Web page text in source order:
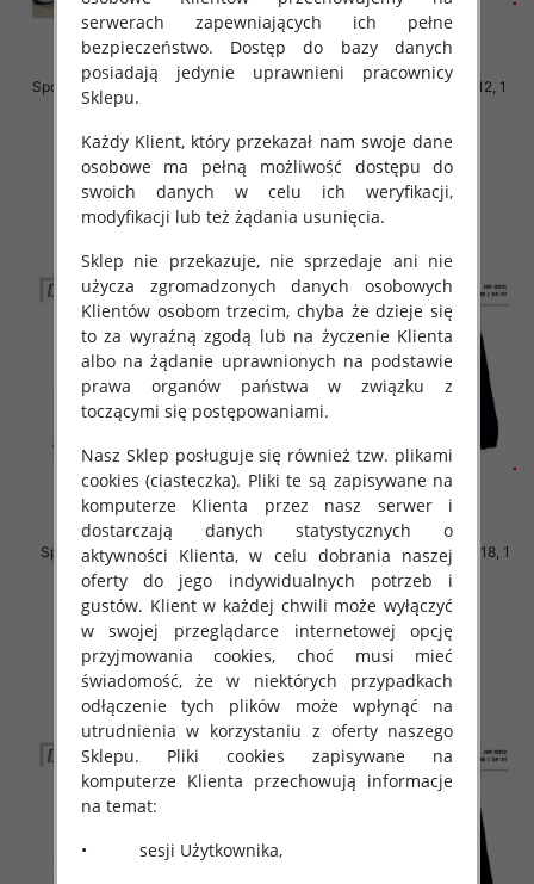
Spodnie chłopięce Roz 146-170, 1
kolor Paczka 5 szt
17.00 zł
szczegóły
Spodnie Chłopięca Roz 4-12, 1
36.00 zł
szczegóły
Spodnie Chłopięca Roz 10-18, 1
kolor Paczka 6 szt
38.00 zł
szczegóły
Spodnie Chłopięca Roz 10-18, 1
kolor Paczka 6 szt
38.00 zł
szczegóły
serwerach zapewniających ich pełne
bezpieczeństwo. Dostęp do bazy danych
posiadają jedynie uprawnieni pracownicy
Sklepu.
Każdy Klient, który przekazał nam swoje dane
osobowe ma pełną możliwość dostępu do
swoich danych w celu ich weryfikacji,
modyfikacji lub też żądania usunięcia.
Sklep nie przekazuje, nie sprzedaje ani nie
użycza zgromadzonych danych osobowych
Klientów osobom trzecim, chyba że dzieje się
to za wyraźną zgodą lub na życzenie Klienta
albo na żądanie uprawnionych na podstawie
prawa organów państwa w związku z
toczącymi się postępowaniami.
Nasz Sklep posługuje się również tzw. plikami
cookies (ciasteczka). Pliki te są zapisywane na
komputerze Klienta przez nasz serwer i
dostarczają danych statystycznych o
aktywności Klienta, w celu dobrania naszej
oferty do jego indywidualnych potrzeb i
gustów. Klient w każdej chwili może wyłączyć
w swojej przeglądarce internetowej opcję
przyjmowania cookies, choć musi mieć
świadomość, że w niektórych przypadkach
odłączenie tych plików może wpłynąć na
utrudnienia w korzystaniu z oferty naszego
Sklepu. Pliki cookies zapisywane na
komputerze Klienta przechowują informacje
na temat:
• sesji Użytkownika,